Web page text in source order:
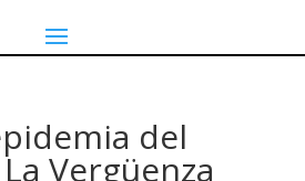
del
Vergüenza